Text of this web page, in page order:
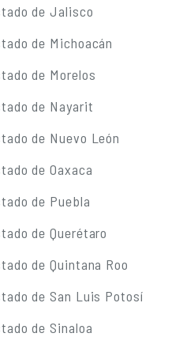
de Jalisco
de Michoacán
de Morelos
de Nayarit
de Nuevo León
de Oaxaca
de Puebla
de Querétaro
de Quintana Roo
de San Luis Potosí
de Sinaloa